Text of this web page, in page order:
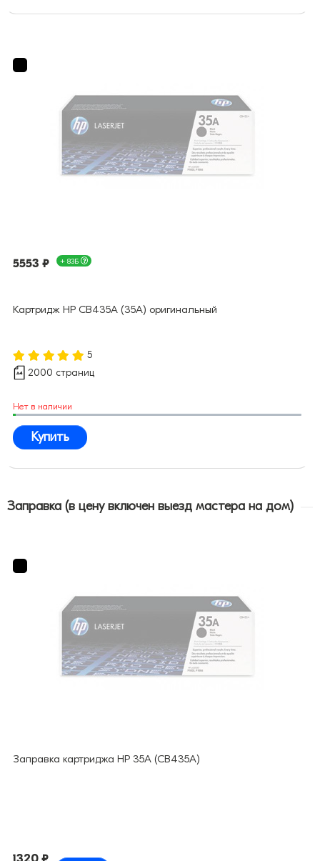
5553 ₽ + 83Б
Картридж HP CB435A (35A) оригинальный
5
2000 страниц
Нет в наличии
Купить
Заправка (в цену включен выезд мастера на дом)
Заправка картриджа HP 35A (CB435A)